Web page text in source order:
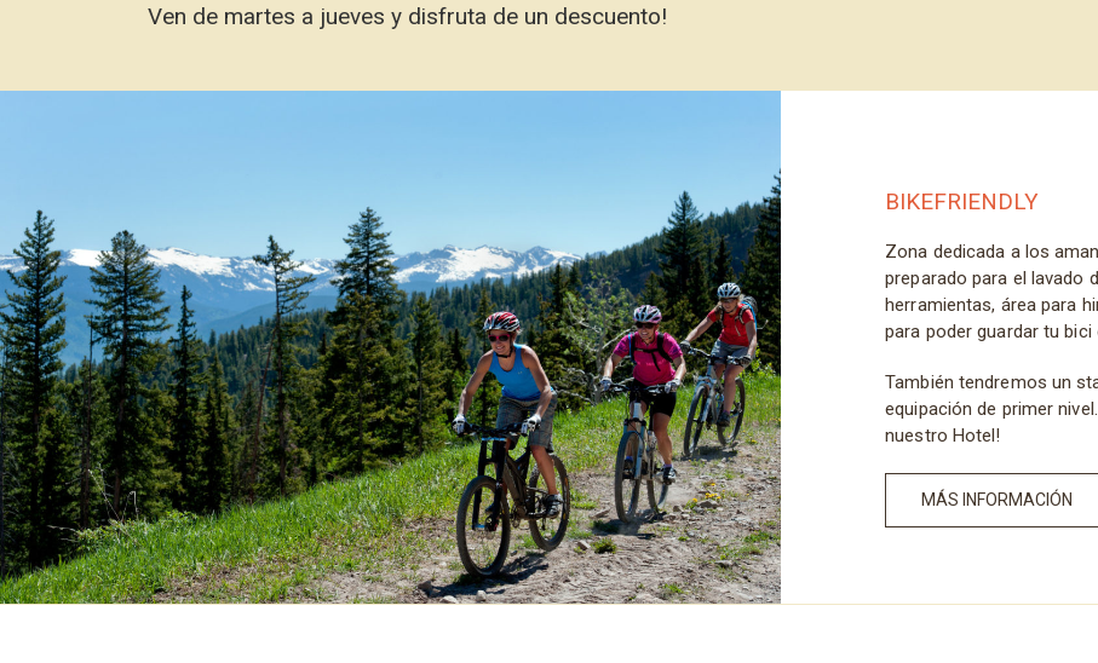
Ven de martes a jueves y disfruta de un descuento!
BIKEFRIENDLY
Zona dedicada a los
preparado para el lavado
herramientas, área para
para poder guardar tu bici
También tendremos un
equipación de primer
nuestro Hotel!
MÁS INFORMACIÓN